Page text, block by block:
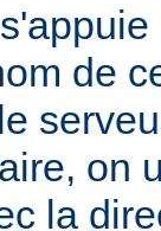
de
on
la